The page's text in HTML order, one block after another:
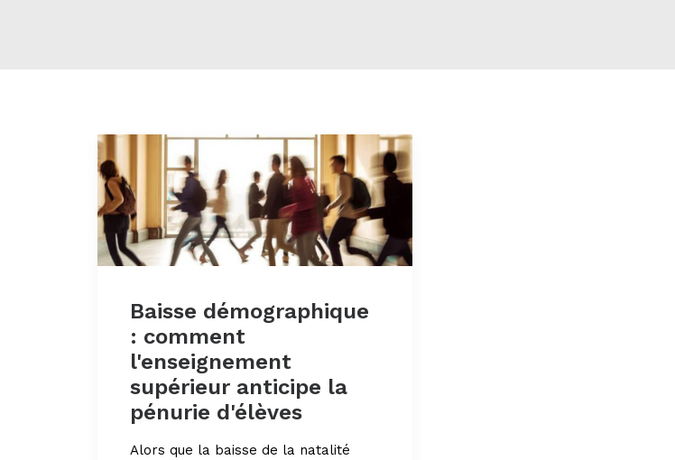
Baisse démographique
: comment
l'enseignement
supérieur anticipe la
pénurie d'élèves
Alors que la baisse de la natalité